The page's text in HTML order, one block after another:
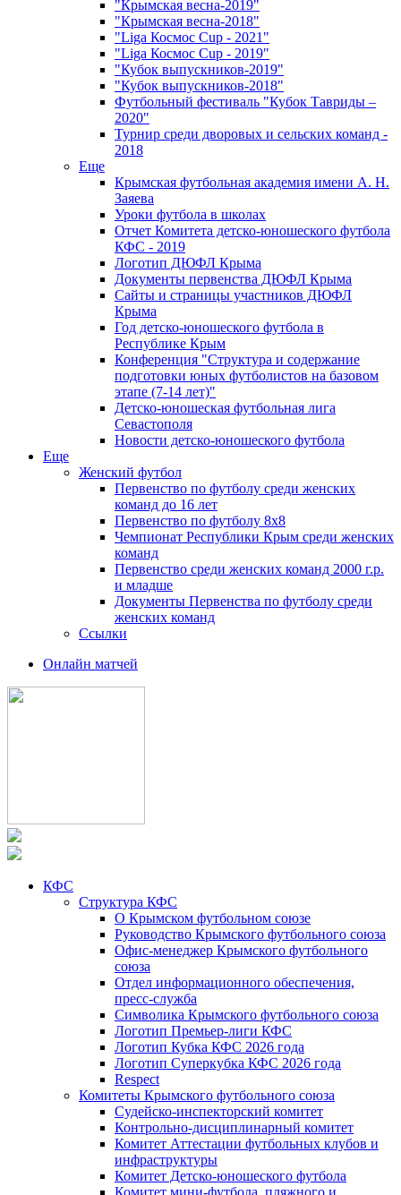
"Крымская весна-2019"
"Крымская весна-2018"
"Liga Космос Cup - 2021"
"Liga Космос Cup - 2019"
"Кубок выпускников-2019"
"Кубок выпускников-2018"
Футбольный фестиваль "Кубок Тавриды –
2020"
Турнир среди дворовых и сельских команд -
2018
Еще
Крымская футбольная академия имени А. Н.
Заяева
Уроки футбола в школах
Отчет Комитета детско-юношеского футбола
КФС - 2019
Логотип ДЮФЛ Крыма
Документы первенства ДЮФЛ Крыма
Сайты и страницы участников ДЮФЛ
Крыма
Год детско-юношеского футбола в
Республике Крым
Конференция "Структура и содержание
подготовки юных футболистов на базовом
этапе (7-14 лет)"
Детско-юношеская футбольная лига
Севастополя
Новости детско-юношеского футбола
Еще
Женский футбол
Первенство по футболу среди женских
команд до 16 лет
Первенство по футболу 8х8
Чемпионат Республики Крым среди женских
команд
Первенство среди женских команд 2000 г.р.
и младше
Документы Первенства по футболу среди
женских команд
Ссылки
Онлайн матчей
КФС
Структура КФС
О Крымском футбольном союзе
Руководство Крымского футбольного союза
Офис-менеджер Крымского футбольного
союза
Отдел информационного обеспечения,
пресс-служба
Символика Крымского футбольного союза
Логотип Премьер-лиги КФС
Логотип Кубка КФС 2026 года
Логотип Суперкубка КФС 2026 года
Respect
Комитеты Крымского футбольного союза
Судейско-инспекторский комитет
Контрольно-дисциплинарный комитет
Комитет Аттестации футбольных клубов и
инфраструктуры
Комитет Детско-юношеского футбола
Комитет мини-футбола, пляжного и